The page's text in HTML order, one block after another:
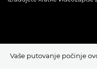
Vaše putovanje počinje